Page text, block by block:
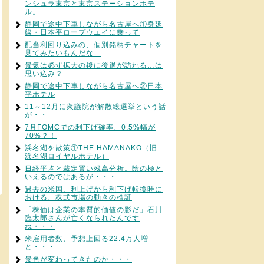
ンシュラ東京と東京ステーションホテ
ル。
静岡で途中下車しながら名古屋へ①身延
線・日本平ロープウエイに乗って
配当利回り込みの、個別銘柄チャートを
見てみたいもんだな…
景気は必ず拡大の後に後退が訪れる…は
思い込み？
静岡で途中下車しながら名古屋へ②日本
平ホテル
11～12月に衆議院が解散総選挙という話
が・・
7月FOMCでの利下げ確率、0.5%幅が
70%？！
浜名湖を散策①THE HAMANAKO（旧
浜名湖ロイヤルホテル）
日経平均と裁定買い残高分析。陰の極と
いえるのではあるが・・・
過去の米国、利上げから利下げ転換時に
おける、株式市場の動きの検証
「株価は企業の本質的価値の影だ」石川
臨太郎さんが亡くなられたんです
ね・・・
米雇用者数、予想上回る22.4万人増
と・・・
景色が変わってきたのか・・・